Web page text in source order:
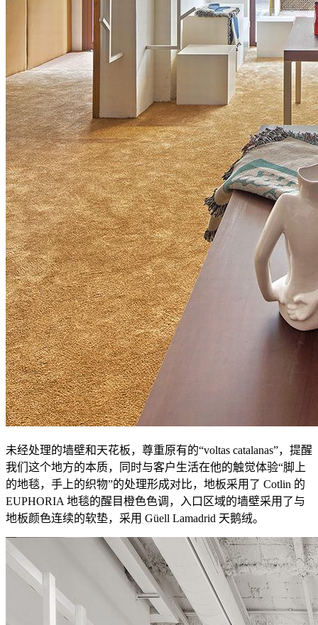
未经处理的墙壁和天花板，尊重原有的“voltas catalanas”，提醒
我们这个地方的本质，同时与客户生活在他的触觉体验“脚上
的地毯，手上的织物”的处理形成对比，地板采用了 Cotlin 的
EUPHORIA 地毯的醒目橙色色调，入口区域的墙壁采用了与
地板颜色连续的软垫，采用 Güell Lamadrid 天鹅绒。